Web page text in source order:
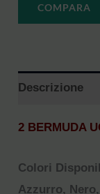
COMPARA
Descrizione
2 BERMUDA
Colori
Azzurro,